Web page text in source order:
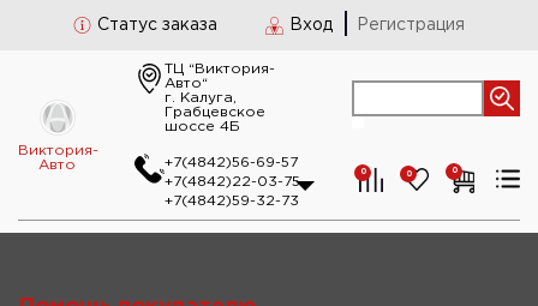
Статус заказа Вход Регистрация
Виктория-
Авто
ТЦ “Виктория-
Авто“
г. Калуга,
Грабцевское
шоссе 4Б
+7(4842)56-69-57
+7(4842)22-03-75
+7(4842)59-32-73
0 0 0